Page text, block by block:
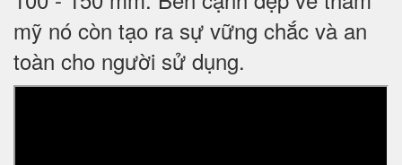
mỹ nó còn tạo ra sự vững chắc và an
toàn cho người sử dụng.